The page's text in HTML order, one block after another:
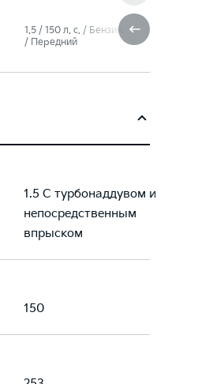
1.5 / 150 л. c. / Бензин, Робот
/ Передний
1.5 С турбонаддувом и
непосредственным
впрыском
150